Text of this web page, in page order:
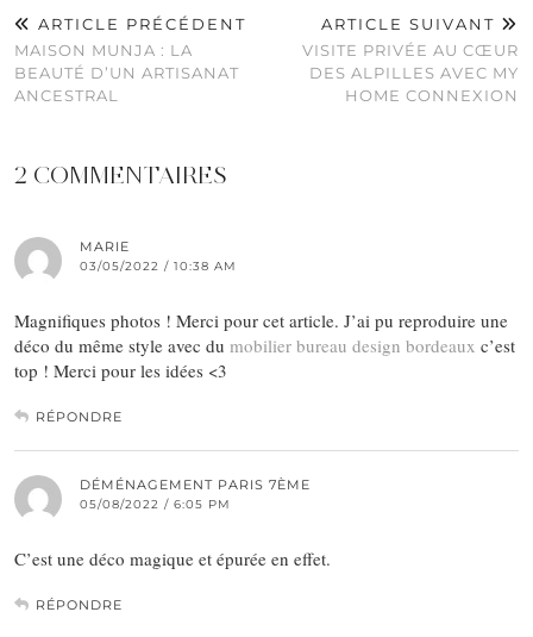
ARTICLE PRÉCÉDENT
MAISON MUNJA : LA
BEAUTÉ D’UN ARTISANAT
ANCESTRAL
ARTICLE SUIVANT
VISITE PRIVÉE AU CŒUR
DES ALPILLES AVEC MY
HOME CONNEXION
2 COMMENTAIRES
MARIE
03/05/2022 / 10:38 AM
Magnifiques photos ! Merci pour cet article. J’ai pu reproduire une
déco du même style avec du mobilier bureau design bordeaux c’est
top ! Merci pour les idées <3
RÉPONDRE
DÉMÉNAGEMENT PARIS 7ÈME
05/08/2022 / 6:05 PM
C’est une déco magique et épurée en effet.
RÉPONDRE